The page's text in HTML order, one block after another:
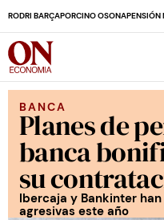
RODRI BARÇAPORCINO OSONA
BANCA
Planes de
banca
su
Ibercaja y Bankinter
agresivas este año